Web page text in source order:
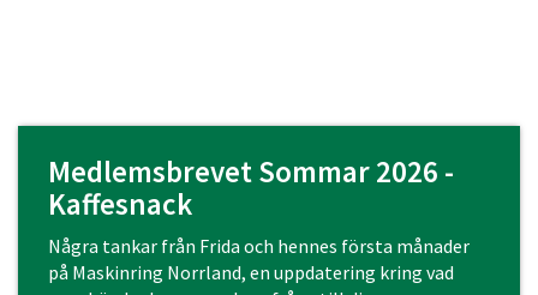
Medlemsbrevet Sommar 2026 -
Kaffesnack
Några tankar från Frida och hennes första månader
på Maskinring Norrland, en uppdatering kring vad